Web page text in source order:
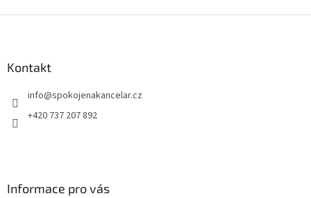
Kontakt
info@spokojenakancelar.cz
+420 737 207 892
Informace pro vás